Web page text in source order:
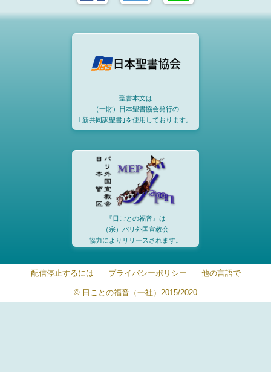
聖書本文は
（一財）日本聖書協会発行の
｢新共同訳聖書｣を使用しております。
『日ごとの福音』は
（宗）パリ外国宣教会
協力によりリリースされます。
配信停止するには プライバシーポリシー 他の言語で
© 日ことの福音（一社）2015/2020